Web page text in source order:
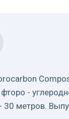
-
30 метров.